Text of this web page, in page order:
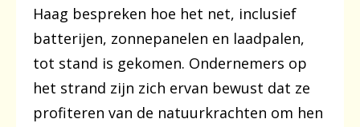
Haag bespreken hoe het net, inclusief
batterijen, zonnepanelen en laadpalen,
tot stand is gekomen. Ondernemers op
het strand zijn zich ervan bewust dat ze
profiteren van de natuurkrachten om hen